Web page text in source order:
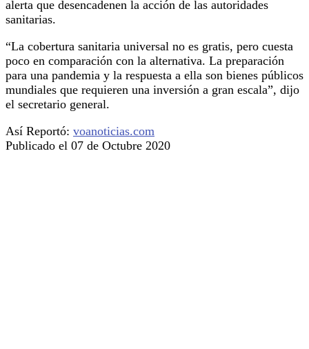
alerta que desencadenen la acción de las autoridades
sanitarias.
“La cobertura sanitaria universal no es gratis, pero cuesta
poco en comparación con la alternativa. La preparación
para una pandemia y la respuesta a ella son bienes públicos
mundiales que requieren una inversión a gran escala”, dijo
el secretario general.
Así Reportó: voanoticias.com
Publicado el 07 de Octubre 2020